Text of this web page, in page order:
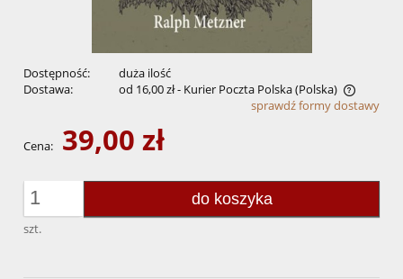
Dostępność:
duża ilość
Dostawa:
od 16,00 zł- Kurier Poczta Polska(Polska)
Cena nie zawiera ewentualnych kosztów płatnościsprawdź formy dostawy
Cena: 39,00 zł
szt.
do koszyka